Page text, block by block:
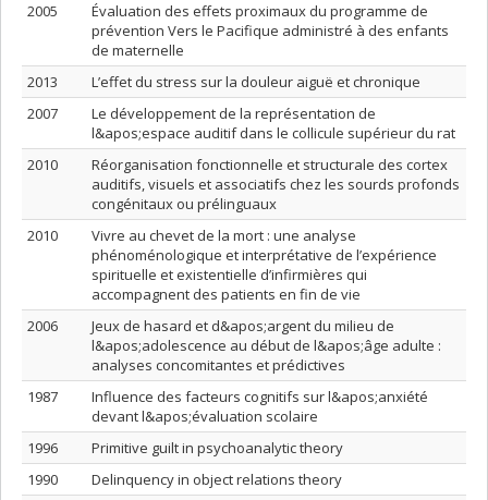
2005
Évaluation des effets proximaux du programme de
prévention Vers le Pacifique administré à des enfants
de maternelle
2013
L’effet du stress sur la douleur aiguë et chronique
2007
Le développement de la représentation de
l&apos;espace auditif dans le collicule supérieur du rat
2010
Réorganisation fonctionnelle et structurale des cortex
auditifs, visuels et associatifs chez les sourds profonds
congénitaux ou prélinguaux
2010
Vivre au chevet de la mort : une analyse
phénoménologique et interprétative de l’expérience
spirituelle et existentielle d’infirmières qui
accompagnent des patients en fin de vie
2006
Jeux de hasard et d&apos;argent du milieu de
l&apos;adolescence au début de l&apos;âge adulte :
analyses concomitantes et prédictives
1987
Influence des facteurs cognitifs sur l&apos;anxiété
devant l&apos;évaluation scolaire
1996
Primitive guilt in psychoanalytic theory
1990
Delinquency in object relations theory